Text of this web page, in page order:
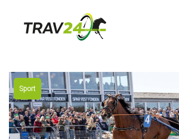
Sport